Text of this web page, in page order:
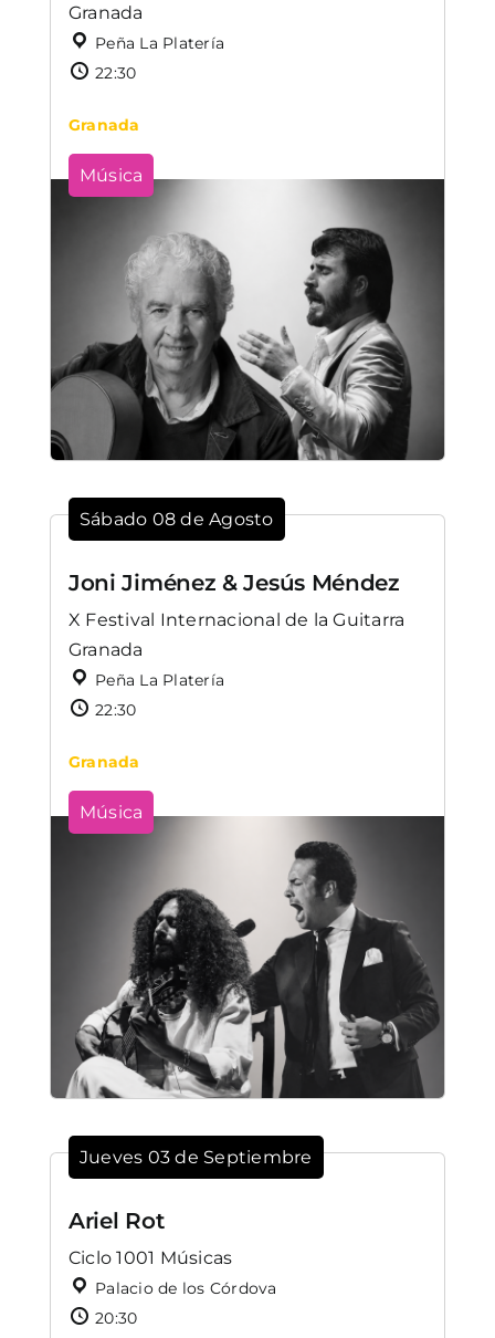
Granada
Peña La Platería
22:30
Granada
Música
Sábado 08 de Agosto
Joni Jiménez & Jesús Méndez
X Festival Internacional de la Guitarra
Granada
Peña La Platería
22:30
Granada
Música
Jueves 03 de Septiembre
Ariel Rot
Ciclo 1001 Músicas
Palacio de los Córdova
20:30